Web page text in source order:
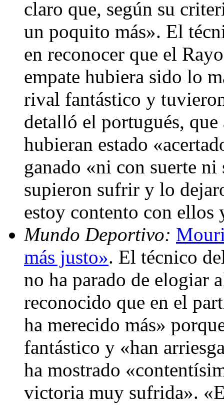
claro que, según su
un poquito más». El
en reconocer que el
empate hubiera sido lo
rival fantástico y
detalló el portugués,
hubieran estado
ganado «ni con suerte
supieron sufrir y lo
estoy contento con
Mundo Deportivo:
más justo». El técnico
no ha parado de elogiar
reconocido que en el
ha merecido más»
fantástico y «han
ha mostrado
victoria muy sufrida».